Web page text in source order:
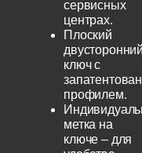
сервисных
центрах.
Плоский
ключ с
профилем.
метка на
ключе – для